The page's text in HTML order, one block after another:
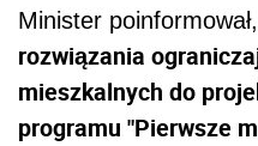
Minister
rozwiązania
mieszkalnych do
programu "Pierwsze